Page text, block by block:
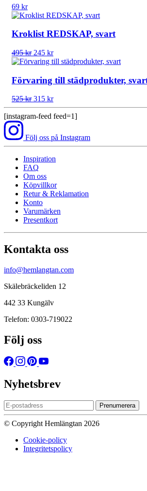
69 kr
Kroklist REDSKAP, svart
495kr Det
ursprungliga
var:
495 kr.
245 krDet
nuvarande
är:
245 kr.
Förvaring till städprodukter,
525kr Det
ursprungliga
priset
525 kr.
315 krDet
nuvarande
priset
315 kr.
[instagram-feed feed=1]
Följ oss på Instagram
Inspiration
FAQ
Om oss
Köpvillkor
Retur & Reklamation
Konto
Varumärken
Presentkort
Kontakta oss
info@hemlangtan.com
Skälebräckeliden 12
442 33 Kungälv
Telefon: 0303-719022
Följ oss
Nyhetsbrev
Prenumerera
© Copyright Hemlängtan 2026
Cookie-policy
Integritetspolicy